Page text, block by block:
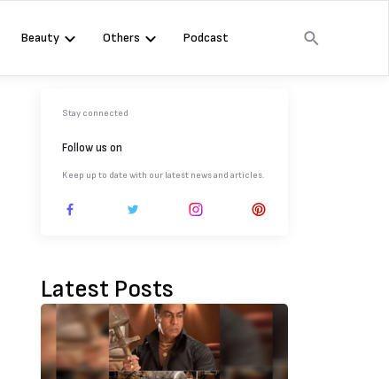
Beauty Others Podcast
Stay connected
Follow us on
Keep up to date with our latest news and articles.
Latest Posts